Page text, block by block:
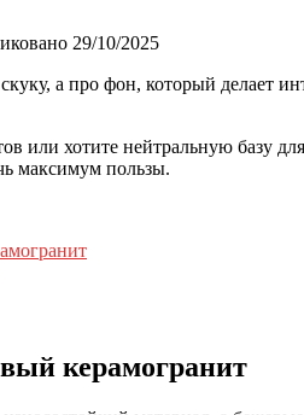
29/10/2025
а про фон, который делает
или хотите нейтральную базу
максимум пользы.
керамогранит